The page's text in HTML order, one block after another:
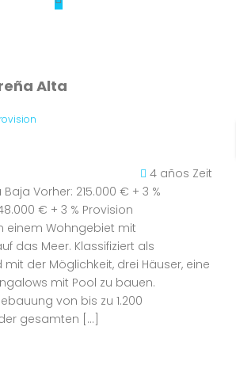
Alta
4 años Zeit
Vorher: 215.000 € + 3 %
€ + 3 % Provision
einem Wohngebiet mit
das Meer. Klassifiziert als
der Möglichkeit, drei Häuser, eine
mit Pool zu bauen.
von bis zu 1.200
gesamten […]